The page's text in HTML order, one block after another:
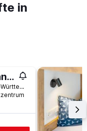
in
Ferienwohnung-Kinzigtal
Biberach, Baden-Württemberg, Deutschland